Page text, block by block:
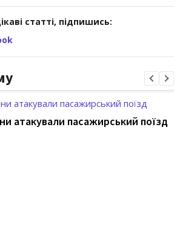
статті, підпишись:
атакували пасажирський поїзд